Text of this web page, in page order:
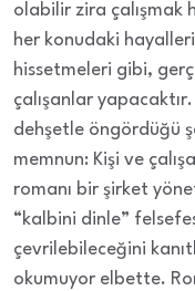
olabilir zira çalışmak
her konudaki
hissetmeleri gibi,
çalışanlar yapacaktır.
dehşetle öngördüğü
memnun: Kişi ve
romanı bir şirket
“kalbini dinle”
çevrilebileceğini
okumuyor elbette.